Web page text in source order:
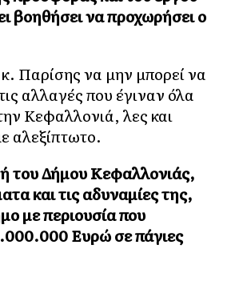
βοηθήσει να προχωρήσει ο
Παρίσης να μην μπορεί να
αλλαγές που έγιναν όλα
Κεφαλλονιά, λες και
αλεξίπτωτο.
του Δήμου Κεφαλλονιάς,
και τις αδυναμίες της,
με περιουσία που
Ευρώ σε πάγιες